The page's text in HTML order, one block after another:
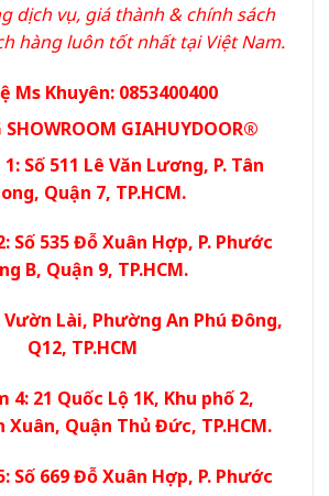
dịch vụ, giá thành & chính sách
hàng luôn tốt nhất tại Việt Nam.
Ms Khuyên: 0853400400
SHOWROOM GIAHUYDOOR®
Số 511 Lê Văn Lương, P. Tân
Quận 7, TP.HCM.
Số 535 Đỗ Xuân Hợp, P. Phước
B, Quận 9, TP.HCM.
Lài, Phường An Phú Đông,
Q12, TP.HCM
4: 21 Quốc Lộ 1K, Khu phố 2,
Xuân, Quận Thủ Đức, TP.HCM.
Số 669 Đỗ Xuân Hợp, P. Phước